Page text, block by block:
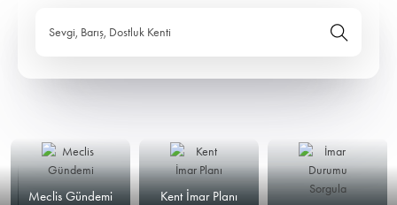
Sevgi, Barış, Dostluk Kenti
Meclis Gündemi
Kent İmar Planı